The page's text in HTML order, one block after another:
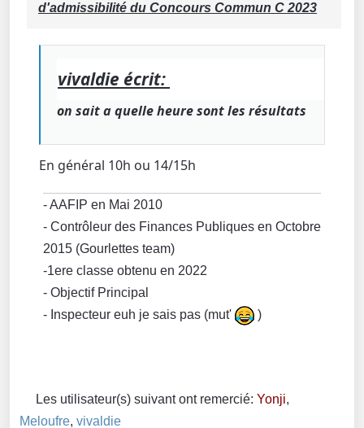
d'admissibilité du Concours Commun C 2023
vivaldie écrit:
on sait a quelle heure sont les résultats
En général 10h ou 14/15h
- AAFIP en Mai 2010
- Contrôleur des Finances Publiques en Octobre
2015 (Gourlettes team)
-1ere classe obtenu en 2022
- Objectif Principal
- Inspecteur euh je sais pas (mut'
)
Les utilisateur(s) suivant ont remercié: Yonji,
Meloufre, vivaldie